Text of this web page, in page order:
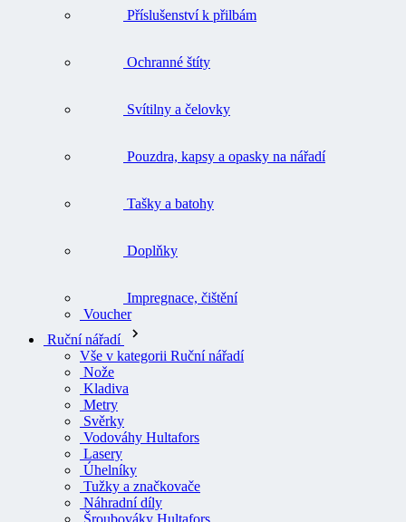
Příslušenství k přilbám
Ochranné štíty
Svítilny a čelovky
Pouzdra, kapsy a opasky na nářadí
Tašky a batohy
Doplňky
Impregnace, čištění
Voucher
Ruční nářadí
Vše v kategorii Ruční nářadí
Nože
Kladiva
Metry
Svěrky
Vodováhy Hultafors
Lasery
Úhelníky
Tužky a značkovače
Náhradní díly